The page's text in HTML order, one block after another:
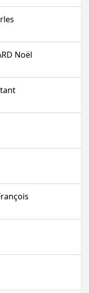
Noël